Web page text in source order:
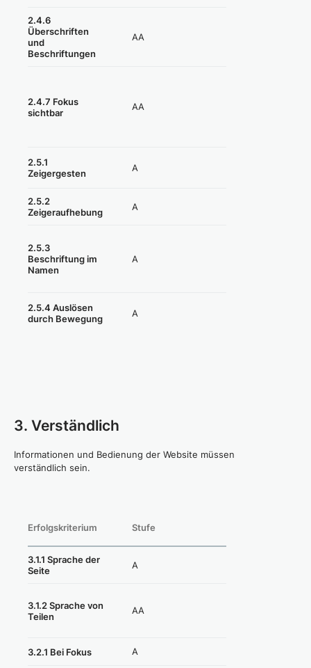
2.4.6
Überschriften
und
Beschriftungen
AA
2.4.7 Fokus
sichtbar
AA
2.5.1
Zeigergesten
A
2.5.2
Zeigeraufhebung
A
2.5.3
Beschriftung im
Namen
A
2.5.4 Auslösen
durch Bewegung
A
3. Verständlich
Informationen und Bedienung der Website müssen
verständlich sein.
Erfolgskriterium Stufe
3.1.1 Sprache der
Seite
A
3.1.2 Sprache von
Teilen
AA
3.2.1 Bei Fokus A